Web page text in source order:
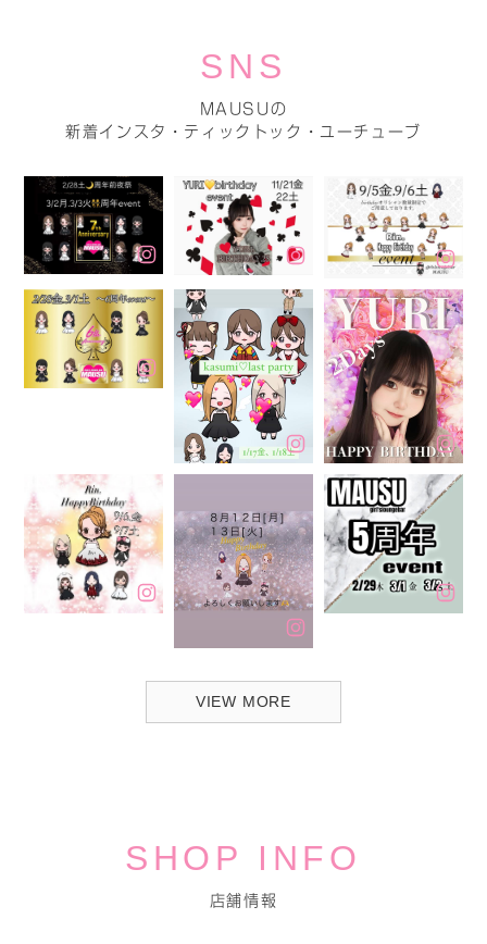
SNS
MAUSUの
新着インスタ・ティックトック・ユーチューブ
VIEW MORE
SHOP INFO
店舗情報